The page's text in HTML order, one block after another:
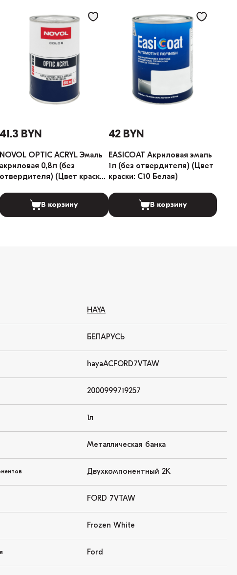
41.3 BYN
NOVOL OPTIC ACRYL Эмаль
акриловая 0,8л (без
отвердителя) (Цвет краски:
В корзину
42 BYN
EASICOAT Акриловая эмаль
1л (без отвердителя) (Цвет
краски: C10 Белая)
В корзину
HAYA
БЕЛАРУСЬ
hayaACFORD7VTAW
2000999719257
1л
Металлическая банка
Двухкомпонентный 2K
FORD 7VTAW
Frozen White
Ford